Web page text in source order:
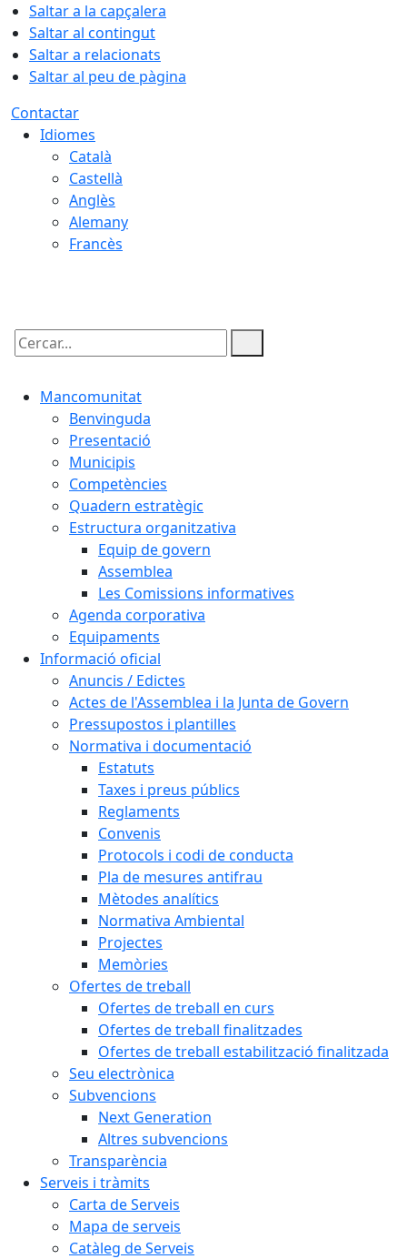
Saltar a la capçalera
Saltar al contingut
Saltar a relacionats
Saltar al peu de pàgina
Contactar
Idiomes
Català
Castellà
Anglès
Alemany
Francès
Cercar:
Mancomunitat
Benvinguda
Presentació
Municipis
Competències
Quadern estratègic
Estructura organitzativa
Equip de govern
Assemblea
Les Comissions informatives
Agenda corporativa
Equipaments
Informació oficial
Anuncis / Edictes
Actes de l'Assemblea i la Junta de Govern
Pressupostos i plantilles
Normativa i documentació
Estatuts
Taxes i preus públics
Reglaments
Convenis
Protocols i codi de conducta
Pla de mesures antifrau
Mètodes analítics
Normativa Ambiental
Projectes
Memòries
Ofertes de treball
Ofertes de treball en curs
Ofertes de treball finalitzades
Ofertes de treball estabilització finalitzada
Seu electrònica
Subvencions
Next Generation
Altres subvencions
Transparència
Serveis i tràmits
Carta de Serveis
Mapa de serveis
Catàleg de Serveis